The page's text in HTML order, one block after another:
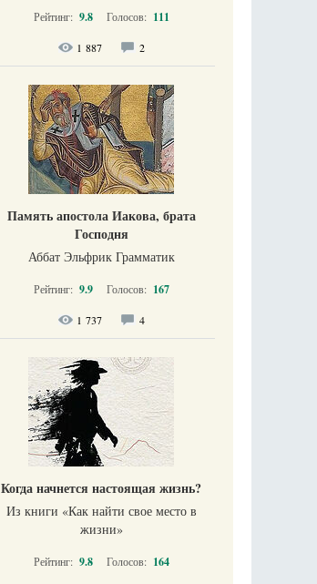
Рейтинг: 9.8 Голосов: 111
1 887 2
Память апостола Иакова, брата
Господня
Аббат Эльфрик Грамматик
Рейтинг: 9.9 Голосов: 167
1 737 4
Когда начнется настоящая жизнь?
Из книги «Как найти свое место в
жизни​»
Рейтинг: 9.8 Голосов: 164